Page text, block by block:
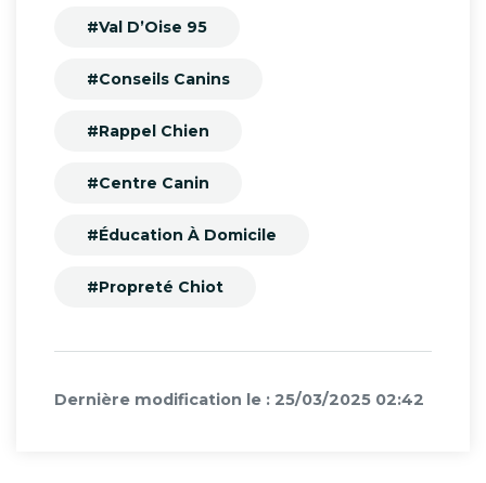
#Val D’Oise 95
#Conseils Canins
#Rappel Chien
#Centre Canin
#Éducation À Domicile
#Propreté Chiot
Dernière modification le : 25/03/2025 02:42